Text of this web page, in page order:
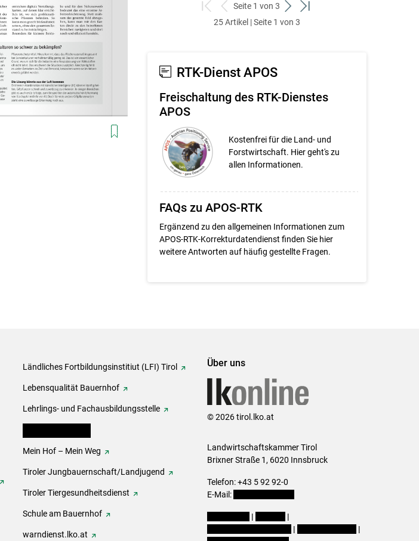
zum
ersten
zurück
zum
Seite 1 von 3
weiter
zum
zum
25 Artikel | Seite 1 von 3
RTK-Dienst APOS
Freischaltung des RTK-Dienstes
APOS
Kostenfrei für die Land- und
Forstwirtschaft. Hier geht's zu
allen Informationen.
FAQs zu APOS-RTK
Ergänzend zu den allgemeinen Informationen zum
APOS-RTK-Korrekturdatendienst finden Sie hier
weitere Antworten auf häufig gestellte Fragen.
Ländliches Fortbildungsinstitiut (LFI) Tirol
Lebensqualität Bauernhof
Lehrlings- und Fachausbildungsstelle
Mein Hof – Mein Weg
Tiroler Jungbauernschaft/Landjugend
Tiroler Tiergesundheitsdienst
Schule am Bauernhof
warndienst.lko.at
Über uns
© 2026 tirol.lko.at
Landwirtschaftskammer Tirol
Brixner Straße 1, 6020 Innsbruck
Telefon: +43 5 92 92-0
E-Mail:
|
|
|
|